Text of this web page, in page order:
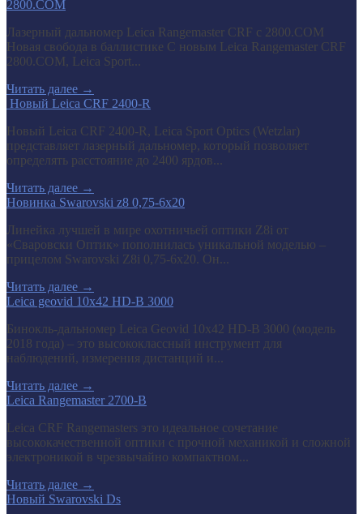
2800.COM
Лазерный дальномер Leica Rangemaster CRF с 2800.COM
Новая свобода в баллистике С новым Leica Rangemaster CRF
2800.COM, Leica Sport...
Читать далее →
​ Новый Leica CRF 2400-R
Новый Leica CRF 2400-R, Leica Sport Optics (Wetzlar)
представляет лазерный дальномер, который позволяет
определять расстояние до 2400 ярдов...
Читать далее →
Новинка Swarovski z8 0,75-6x20
Линейка лучшей в мире охотничьей оптики Z8i от
«Сваровски Оптик» пополнилась уникальной моделью –
прицелом Swarovski Z8i 0,75-6x20. Он...
Читать далее →
Leica geovid 10x42 HD-B 3000
Бинокль-дальномер Leica Geovid 10x42 HD-В 3000 (модель
2018 года) – это высококлассный инструмент для
наблюдений, измерения дистанций и...
Читать далее →
Leica Rangemaster 2700-B
Leica CRF Rangemasters это идеальное сочетание
высококачественной оптики с прочной механикой и сложной
электроникой в чрезвычайно компактном...
Читать далее →
Новый Swarovski Ds